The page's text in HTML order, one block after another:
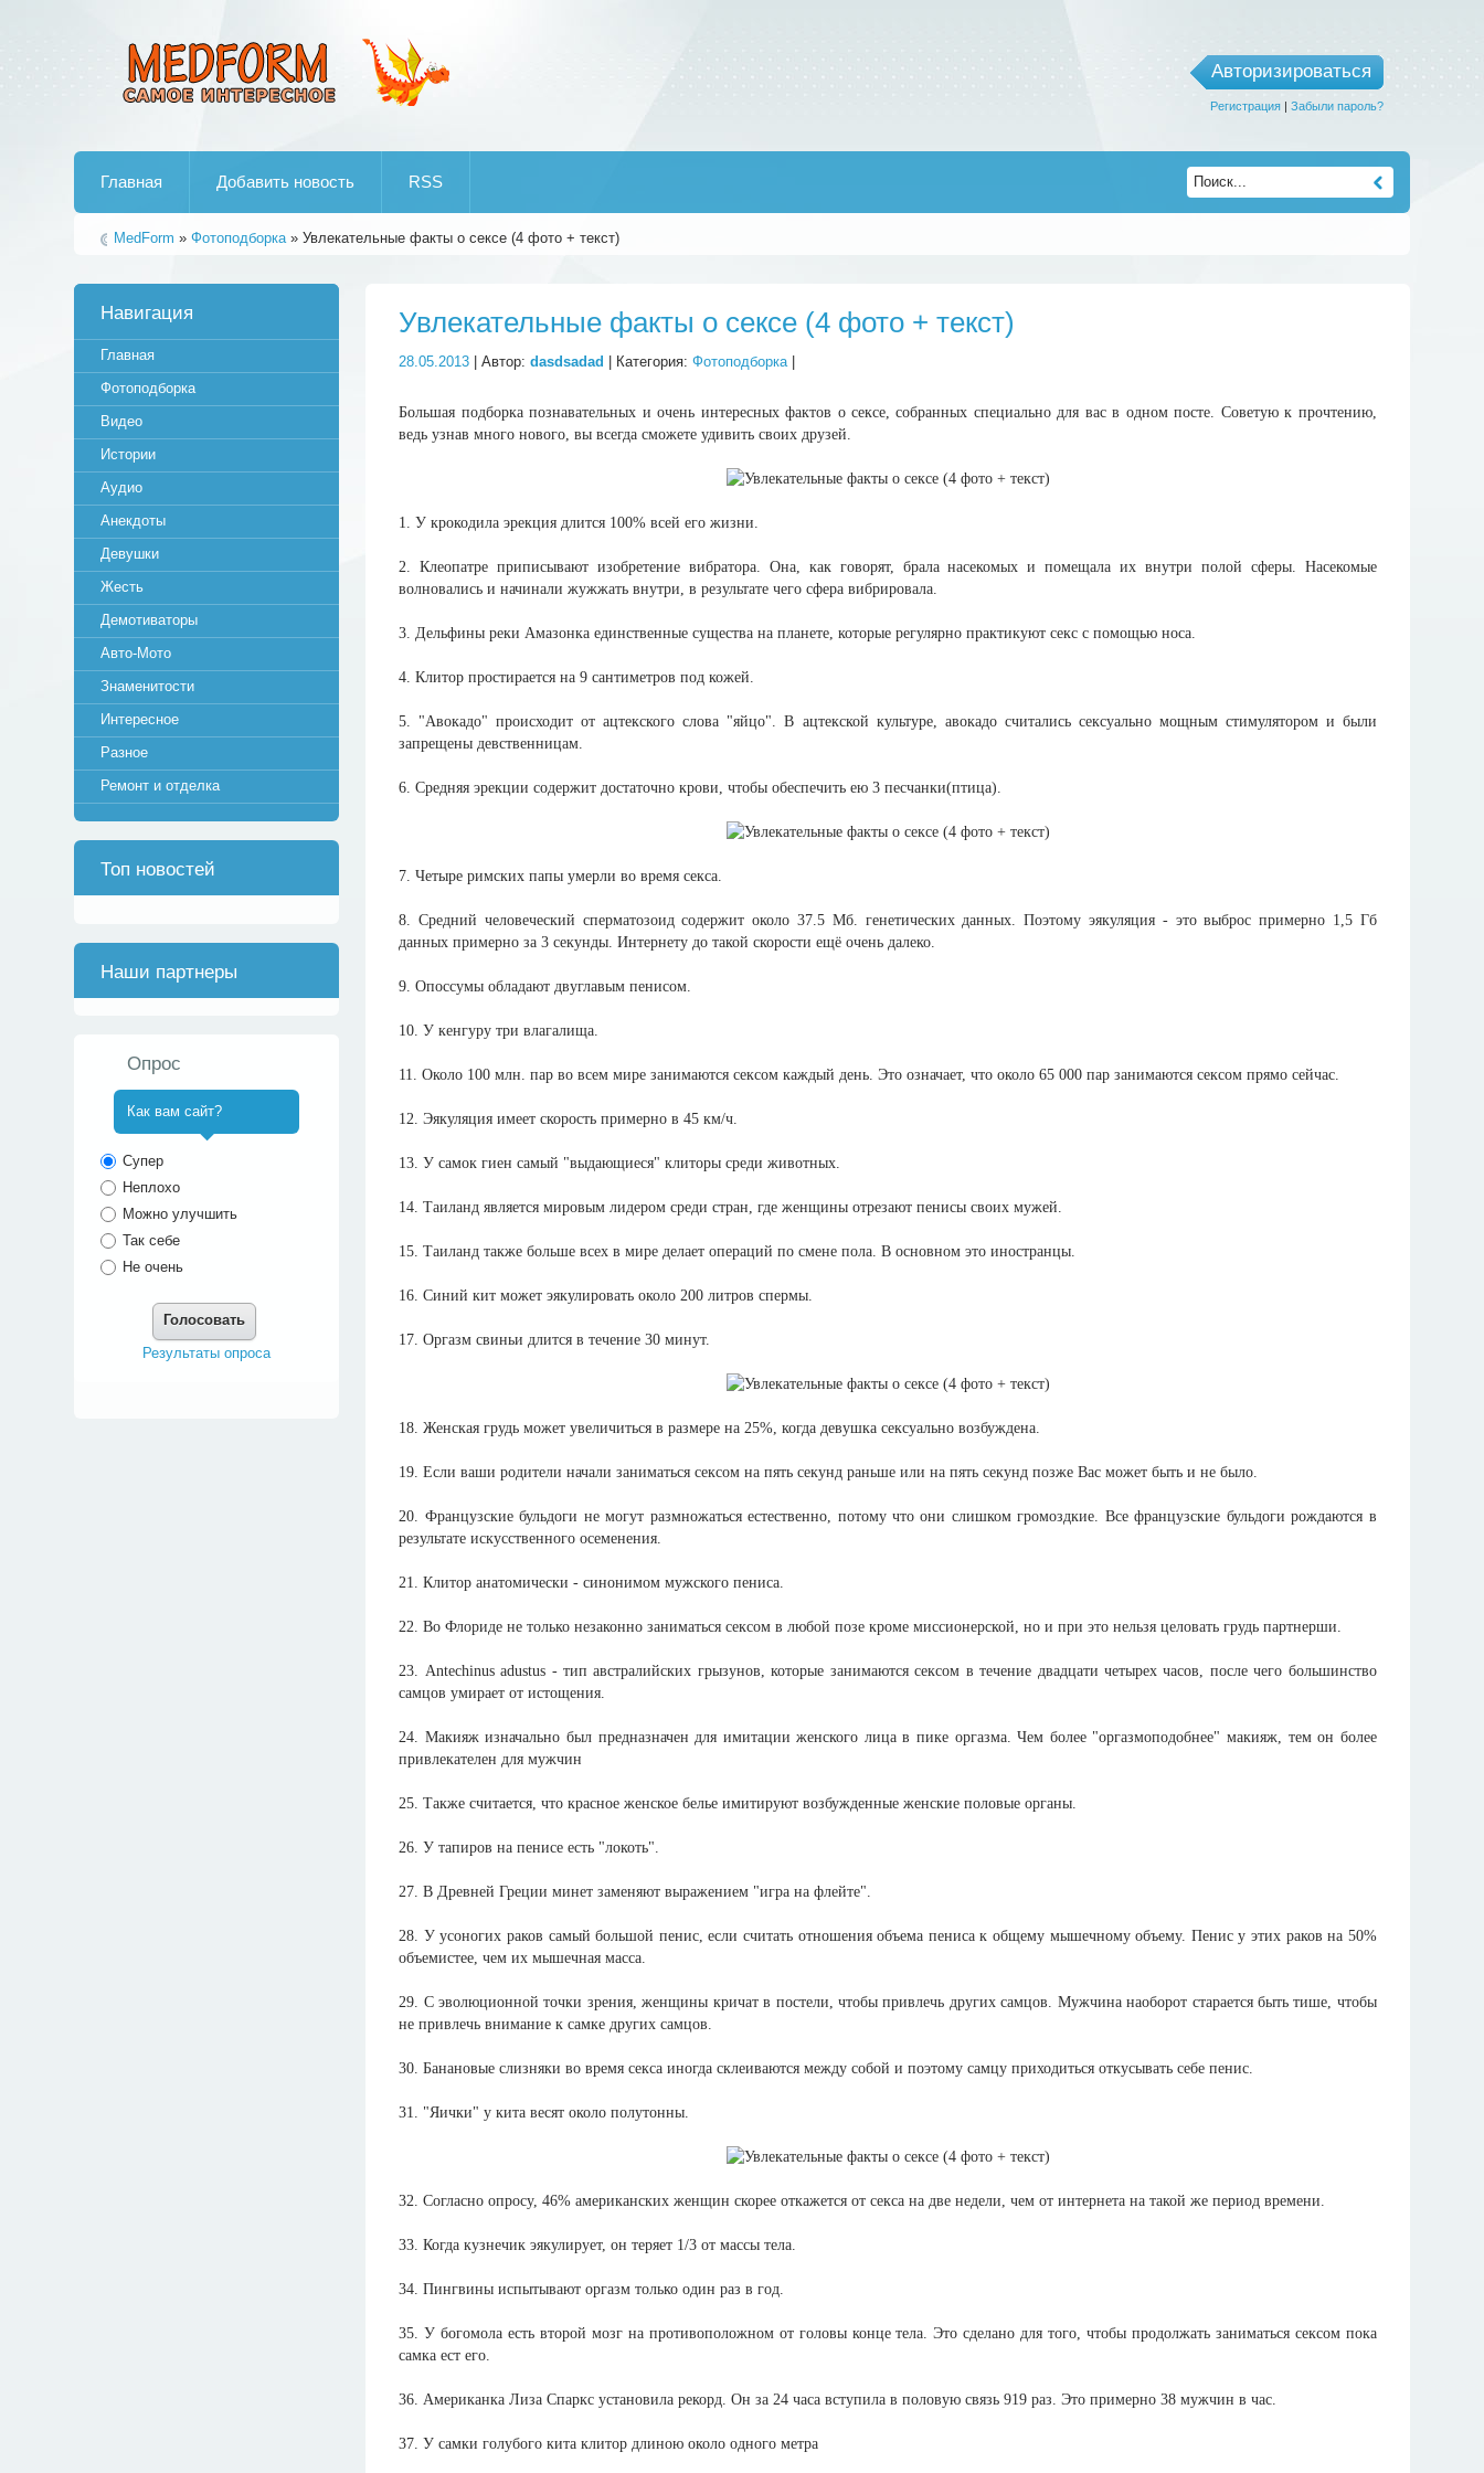
Авторизироваться
Регистрация| Забыли пароль?
Главная Добавить новость RSS
MedForm »Фотоподборка» Увлекательные факты о сексе (4 фото + текст)
Увлекательные факты о сексе (4 фото + текст)
28.05.2013 | Автор:dasdsadad | Категория:Фотоподборка|
Большая подборка познавательных и очень интересных фактов о сексе, собранных специально для вас в одном посте. Советую к прочтению,
ведь узнав много нового, вы всегда сможете удивить своих друзей.
1. У крокодила эрекция длится 100% всей его жизни.
2. Клеопатре приписывают изобретение вибратора. Она, как говорят, брала насекомых и помещала их внутри полой сферы. Насекомые
волновались и начинали жужжать внутри, в результате чего сфера вибрировала.
3. Дельфины реки Амазонка единственные существа на планете, которые регулярно практикуют секс с помощью носа.
4. Клитор простирается на 9 сантиметров под кожей.
5. "Авокадо" происходит от ацтекского слова "яйцо". В ацтекской культуре, авокадо считались сексуально мощным стимулятором и были
запрещены девственницам.
6. Средняя эрекции содержит достаточно крови, чтобы обеспечить ею 3 песчанки(птица).
7. Четыре римских папы умерли во время секса.
8. Средний человеческий сперматозоид содержит около 37.5 Мб. генетических данных. Поэтому эякуляция - это выброс примерно 1,5 Гб
данных примерно за 3 секунды. Интернету до такой скорости ещё очень далеко.
9. Опоссумы обладают двуглавым пенисом.
10. У кенгуру три влагалища.
11. Около 100 млн. пар во всем мире занимаются сексом каждый день. Это означает, что около 65 000 пар занимаются сексом прямо сейчас.
12. Эякуляция имеет скорость примерно в 45 км/ч.
13. У самок гиен самый "выдающиеся" клиторы среди животных.
14. Таиланд является мировым лидером среди стран, где женщины отрезают пенисы своих мужей.
15. Таиланд также больше всех в мире делает операций по смене пола. В основном это иностранцы.
16. Синий кит может эякулировать около 200 литров спермы.
17. Оргазм свиньи длится в течение 30 минут.
18. Женская грудь может увеличиться в размере на 25%, когда девушка сексуально возбуждена.
19. Если ваши родители начали заниматься сексом на пять секунд раньше или на пять секунд позже Вас может быть и не было.
20. Французские бульдоги не могут размножаться естественно, потому что они слишком громоздкие. Все французские бульдоги рождаются в
результате искусственного осеменения.
21. Клитор анатомически - синонимом мужского пениса.
22. Во Флориде не только незаконно заниматься сексом в любой позе кроме миссионерской, но и при это нельзя целовать грудь партнерши.
23. Antechinus adustus - тип австралийских грызунов, которые занимаются сексом в течение двадцати четырех часов, после чего большинство
самцов умирает от истощения.
24. Макияж изначально был предназначен для имитации женского лица в пике оргазма. Чем более "оргазмоподобнее" макияж, тем он более
привлекателен для мужчин
25. Также считается, что красное женское белье имитируют возбужденные женские половые органы.
26. У тапиров на пенисе есть "локоть".
27. В Древней Греции минет заменяют выражением "игра на флейте".
28. У усоногих раков самый большой пенис, если считать отношения объема пениса к общему мышечному объему. Пенис у этих раков на 50%
объемистее, чем их мышечная масса.
29. С эволюционной точки зрения, женщины кричат в постели, чтобы привлечь других самцов. Мужчина наоборот старается быть тише, чтобы
не привлечь внимание к самке других самцов.
30. Банановые слизняки во время секса иногда склеиваются между собой и поэтому самцу приходиться откусывать себе пенис.
31. "Яички" у кита весят около полутонны.
32. Согласно опросу, 46% американских женщин скорее откажется от секса на две недели, чем от интернета на такой же период времени.
33. Когда кузнечик эякулирует, он теряет 1/3 от массы тела.
34. Пингвины испытывают оргазм только один раз в год.
35. У богомола есть второй мозг на противоположном от головы конце тела. Это сделано для того, чтобы продолжать заниматься сексом пока
самка ест его.
36. Американка Лиза Спаркс установила рекорд. Он за 24 часа вступила в половую связь 919 раз. Это примерно 38 мужчин в час.
37. У самки голубого кита клитор длиною около одного метра
Навигация
Главная
Фотоподборка
Видео
Истории
Аудио
Анекдоты
Девушки
Жесть
Демотиваторы
Авто-Мото
Знаменитости
Интересное
Разное
Ремонт и отделка
Топ новостей
Наши партнеры
Опрос
Как вам сайт?
Супер
Неплохо
Можно улучшить
Так себе
Не очень
Голосовать
Результаты опроса